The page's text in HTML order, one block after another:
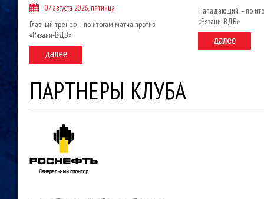
07 августа 2026, пятница
Главный тренер – по итогам матча против
«Рязани-ВДВ»
Нападающий – по
«Рязани-ВДВ»
ПАРТНЕРЫ КЛУБА